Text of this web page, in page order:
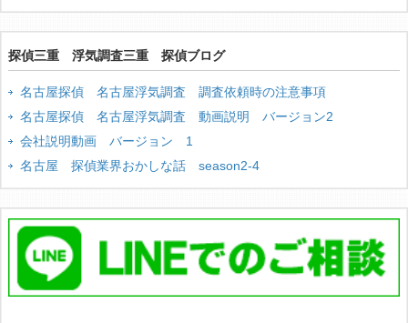
探偵三重 浮気調査三重 探偵ブログ
名古屋探偵 名古屋浮気調査 調査依頼時の注意事項
名古屋探偵 名古屋浮気調査 動画説明 バージョン2
会社説明動画 バージョン 1
名古屋 探偵業界おかしな話 season2-4